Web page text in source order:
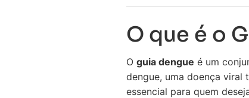
O que é o
O guia dengue é um
dengue, uma doença viral
essencial para quem